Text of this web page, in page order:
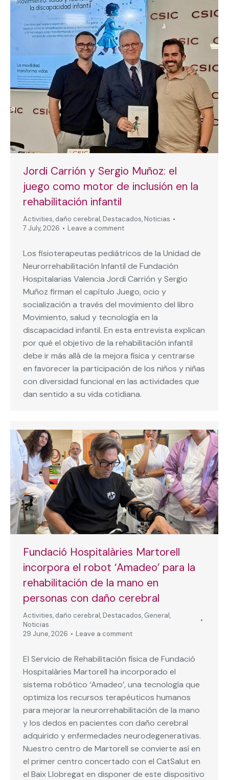
Jordi Carrión y Sergio Muñoz: el
juego como motor de inclusión en la
rehabilitación infantil
Activities, daño cerebral, Destacados, Noticias
7 July, 2026
Leave a comment
Los fisioterapeutas pediátricos de la Unidad de
Neurorrehabilitación Infantil de Fundación
Hospitalarias Valencia Jordi Carrión y Sergio
Muñoz firman el capítulo Juego, ocio y
socialización a través del movimiento del libro
Movimiento, salud y tecnología en la
discapacidad infantil. En esta entrevista explican
por qué el objetivo de la rehabilitación infantil
debe ir más allá de la mejora física y centrarse
en favorecer la participación de los niños y niñas
con diversidad funcional en las actividades que
dan sentido a su vida cotidiana.
Fundació Hospitalàries Martorell
incorpora el robot ‘Amadeo’ para la
rehabilitación de la mano en
personas con daño cerebral
Activities, daño cerebral, Destacados, General,
Noticias
29 June, 2026
Leave a comment
El Servicio de Rehabilitación física de Fundació
Hospitalàries Martorell ha incorporado el
sistema robótico ‘Amadeo’, una tecnología que
optimiza los recursos terapéuticos humanos
para mejorar la neurorrehabilitación de la mano
y los dedos en pacientes con daño cerebral
adquirido y enfermedades neurodegenerativas.
Nuestro centro de Martorell se convierte así en
el primer centro concertado con el CatSalut en
el Baix Llobregat en disponer de este dispositivo